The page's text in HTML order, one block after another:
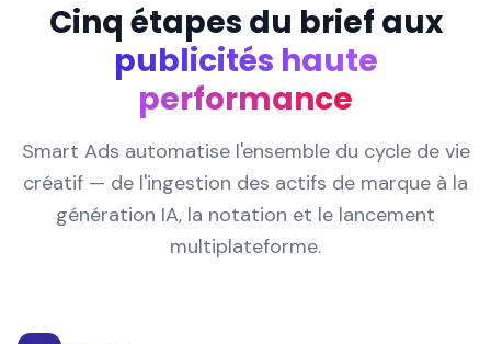
Cinq étapes du brief aux
publicités haute
performance
Smart Ads automatise l'ensemble du cycle de vie
créatif — de l'ingestion des actifs de marque à la
génération IA, la notation et le lancement
multiplateforme.